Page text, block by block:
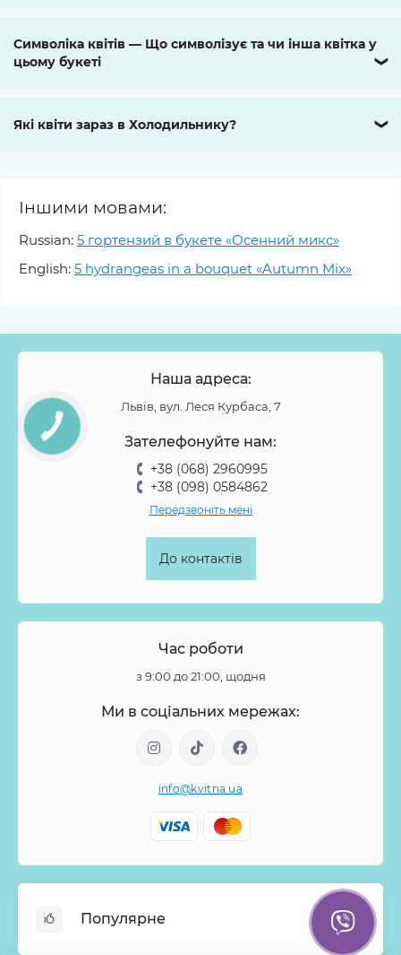
Символіка квітів — Що символізує та чи інша квітка у
цьому букеті
❯
Які квіти зараз в Холодильнику? ❯
Іншими мовами:
Russian: 5 гортензий в букете «Осенний микс»
English: 5 hydrangeas in a bouquet «Autumn Mix»
Наша адреса:
Львів, вул. Леся Курбаса, 7
Зателефонуйте нам:
+38 (068) 2960995
+38 (098) 0584862
Передзвоніть мені
До контактів
Час роботи
з 9:00 до 21:00, щодня
Ми в соціальних мережах:
info@kvitna.ua
Популярне